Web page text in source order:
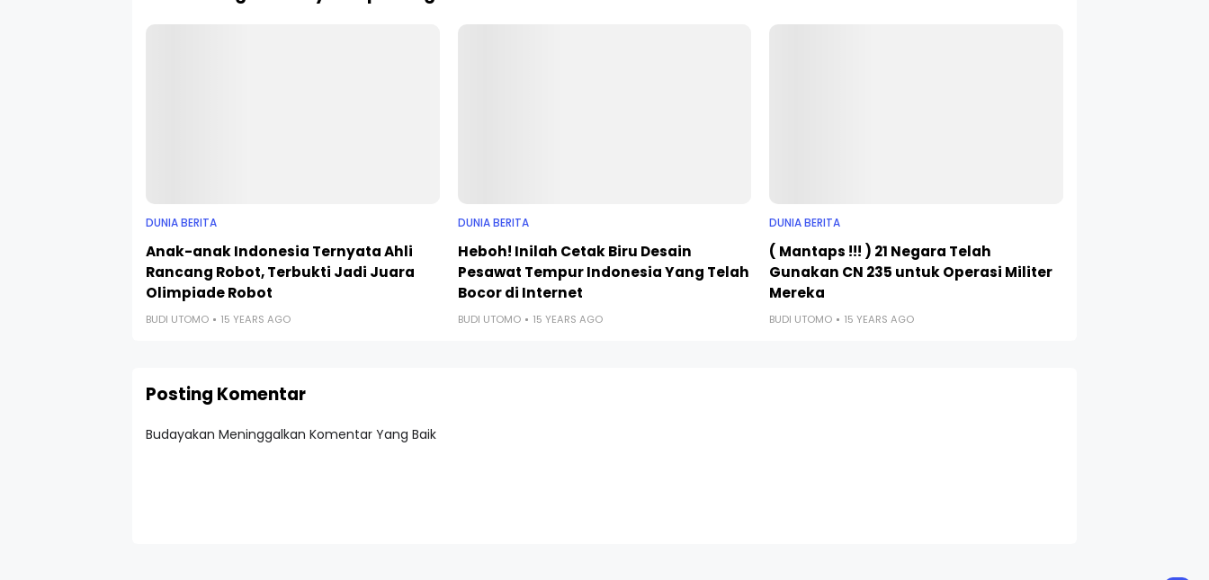
DUNIA BERITA
Anak-anak Indonesia Ternyata Ahli
Rancang Robot, Terbukti Jadi Juara
Olimpiade Robot
BUDI UTOMO 15 YEARS AGO
DUNIA BERITA
Heboh! Inilah Cetak Biru Desain
Pesawat Tempur Indonesia Yang Telah
Bocor di Internet
BUDI UTOMO 15 YEARS AGO
DUNIA BERITA
( Mantaps !!! ) 21 Negara Telah
Gunakan CN 235 untuk Operasi Militer
Mereka
BUDI UTOMO 15 YEARS AGO
Posting Komentar
Budayakan Meninggalkan Komentar Yang Baik